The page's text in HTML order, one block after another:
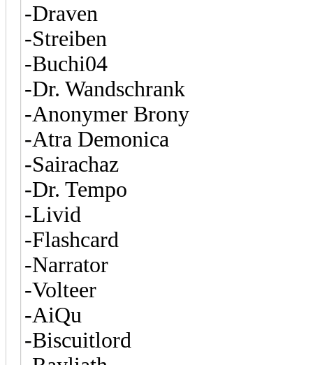
-Draven
-Streiben
-Buchi04
-Dr. Wandschrank
-Anonymer Brony
-Atra Demonica
-Sairachaz
-Dr. Tempo
-Livid
-Flashcard
-Narrator
-Volteer
-AiQu
-Biscuitlord